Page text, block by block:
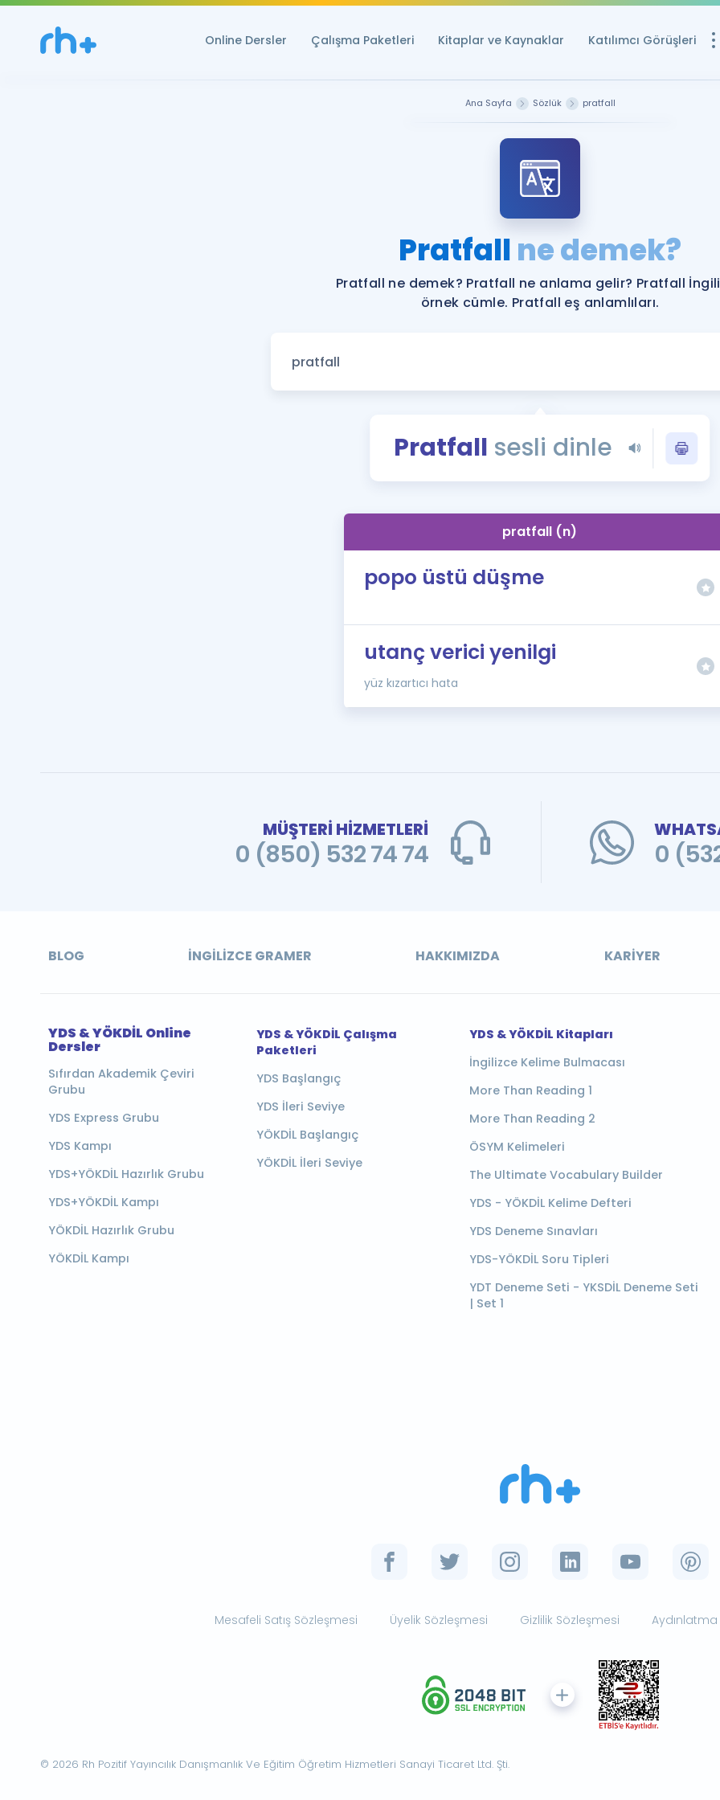
Online Dersler Çalışma Paketleri Kitaplar ve Kaynaklar Katılımcı Görüşleri
YDS ve YÖKDİL
Rehberlik Aracı
YDS ve YÖKDİL'e
Tüm ÖSYM
YDS - YÖKDİL
İngilizce Gramer
Ana Sayfa Sözlük pratfall
Pratfallne demek?
Pratfall ne demek? Pratfall ne anlama gelir? Pratfall
örnek cümle. Pratfall eş anlamlıları.
Pratfall sesli dinle
pratfall (n)
popo üstü düşme
utanç verici yenilgi
yüz kızartıcı hata
MÜŞTERİ HİZMETLERİ
0 (850) 532 74 74 0
BLOG İNGILIZCE GRAMER HAKKIMIZDA KARIYER
YDS & YÖKDİL Online
Dersler
Sıfırdan Akademik Çeviri
Grubu
YDS Express Grubu
YDS Kampı
YDS+YÖKDİL Hazırlık Grubu
YDS+YÖKDİL Kampı
YÖKDİL Hazırlık Grubu
YÖKDİL Kampı
YDS & YÖKDİL Çalışma
Paketleri
YDS Başlangıç
YDS İleri Seviye
YÖKDİL Başlangıç
YÖKDİL İleri Seviye
YDS & YÖKDİL Kitapları
İngilizce Kelime Bulmacası
More Than Reading 1
More Than Reading 2
ÖSYM Kelimeleri
The Ultimate Vocabulary Builder
YDS - YÖKDİL Kelime Defteri
YDS Deneme Sınavları
YDS-YÖKDİL Soru Tipleri
YDT Deneme Seti - YKSDİL Deneme Seti
| Set 1
Mesafeli Satış Sözleşmesi Üyelik Sözleşmesi Gizlilik Sözleşmesi
© 2026 Rh Pozitif Yayıncılık Danışmanlık Ve Eğitim Öğretim Hizmetleri Sanayi Ticaret Ltd. Şti.